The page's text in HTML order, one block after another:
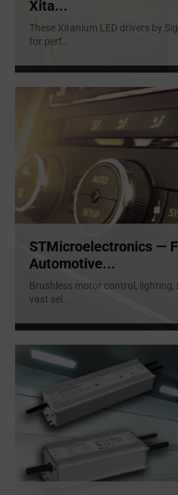
Xita...
These Xitanium LED drivers by
for perf...
STMicroelectronics —
Automotive...
Brushless motor control, lighting,
vast sel ...